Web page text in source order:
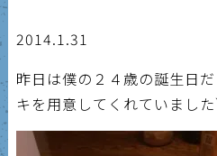
2014.1.31
昨日は僕の２４歳の誕生日
キを用意してくれていまし